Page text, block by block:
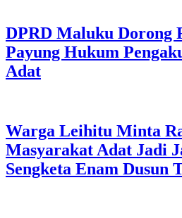
DPRD Maluku Dorong
Payung Hukum
Adat
Warga Leihitu Minta
Masyarakat Adat Jadi
Sengketa Enam Dusun